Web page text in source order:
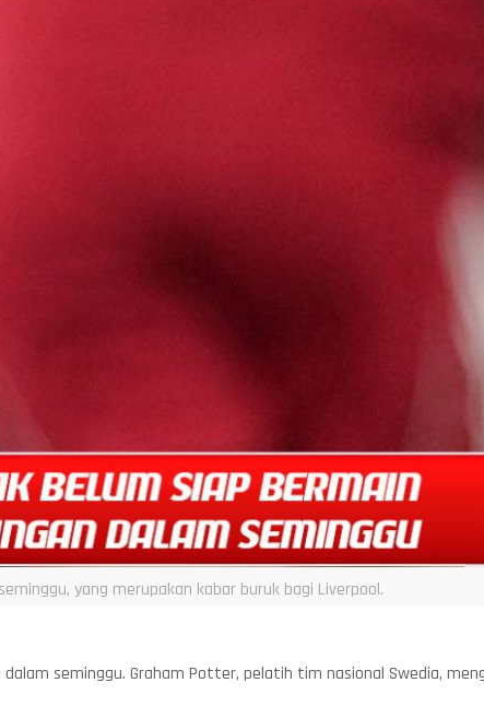
yang merupakan kabar buruk bagi Liverpool.
seminggu. Graham Potter, pelatih tim nasional Swedia,